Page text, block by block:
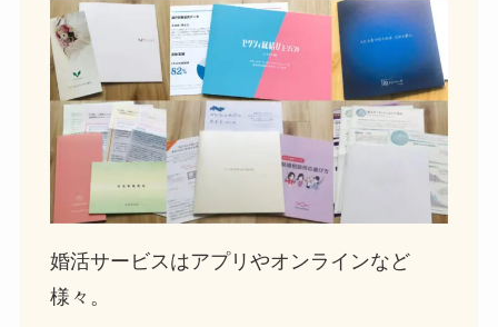
婚活サービスはアプリやオンラインなど
様々。